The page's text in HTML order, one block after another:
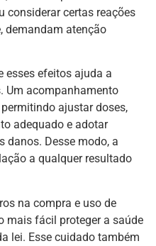
considerar certas reações
demandam atenção
esses efeitos ajuda a
Um acompanhamento
ajustar doses,
adequado e adotar
danos. Desse modo, a
a qualquer resultado
na compra e uso de
mais fácil proteger a saúde
lei. Esse cuidado também